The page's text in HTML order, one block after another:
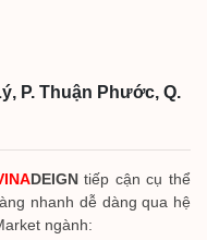
P. Thuận Phước, Q.
DEIGNtiếp cận cụ thể
nhanh dễ dàng qua hệ
ngành: